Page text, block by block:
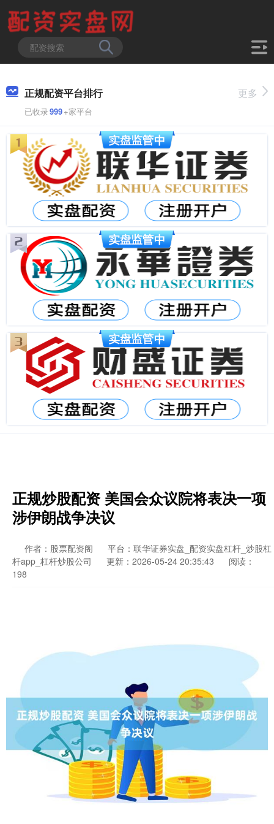
正规配资平台排行
已收录999+家平台
更多
正规炒股配资 美国会众议院将表决一项
涉伊朗战争决议
作者：股票配资阁
平台：联华证券实盘_配资实盘杠杆_炒股杠
杆app_杠杆炒股公司
更新：2026-05-24 20:35:43
阅读：
198